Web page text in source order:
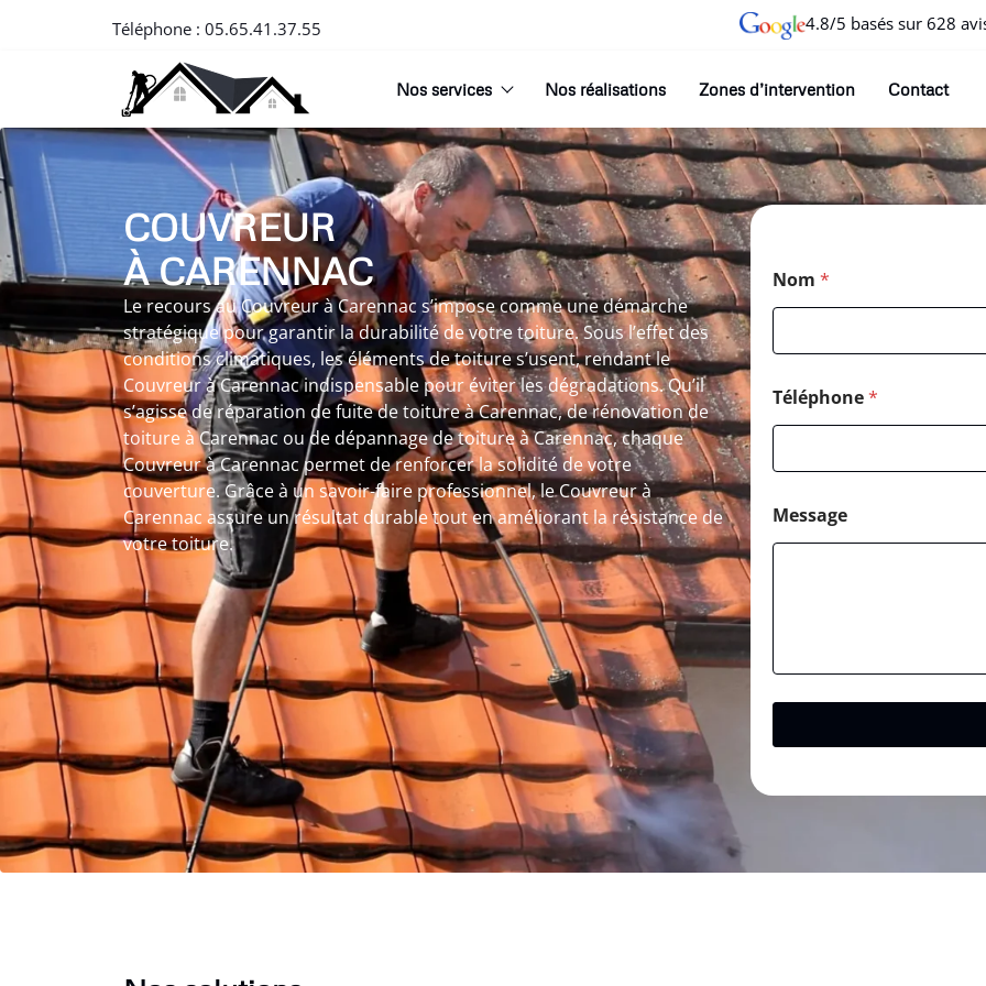
Téléphone : 05.65.41.37.55 4.8/5 basés sur 628
Nos services Nos réalisations Zones d’intervention Contact
COUVREUR
À CARENNAC
Le recours au Couvreur à Carennac s’impose comme une démarche
stratégique pour garantir la durabilité de votre toiture. Sous l’effet des
conditions climatiques, les éléments de toiture s’usent, rendant le
Couvreur à Carennac indispensable pour éviter les dégradations. Qu’il
s’agisse de réparation de fuite de toiture à Carennac, de rénovation de
toiture à Carennac ou de dépannage de toiture à Carennac, chaque
Couvreur à Carennac permet de renforcer la solidité de votre
couverture. Grâce à un savoir-faire professionnel, le Couvreur à
Carennac assure un résultat durable tout en améliorant la résistance de
votre toiture.
Nom *
Téléphone*
Message